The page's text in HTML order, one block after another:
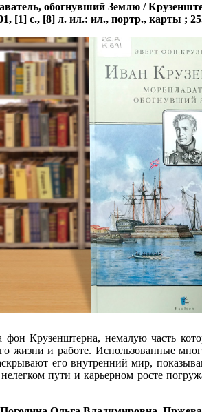
обогнувший Землю /
[1] с., [8] л. ил.: ил., портр., карты ;
Крузенштерна, немалую часть
жизни и работе. Использованные
его внутренний мир,
пути и карьерном росте